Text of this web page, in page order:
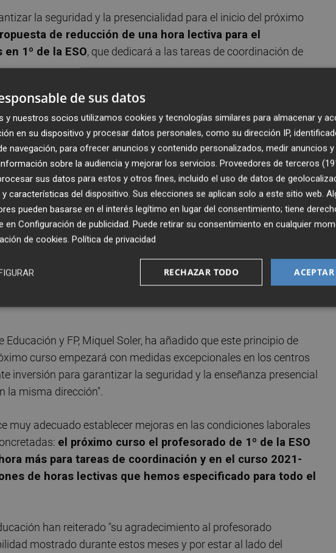
la seguridad y la presencialidad para el inicio del próximo
de reducción de una hora lectiva para el
1º de la ESO, que dedicará a las tareas de coordinación de
y valorado positivamente por los sindicatos STEPV, CCOO-PV,
ha manifestado que se pronunciará cuando analice el borrador
que, esperamos que se cierre la próxima semana, es de gran
toda la comunidad educativa trabajamos juntos y unidos para
de lado la progresiva mejora de las condiciones laborales para
este principio de acuerdo "trabajaremos de forma conjunta para
maestras pasen de las actuales 25 horas lectivas a 23; y el
lectivas, mejorando las condiciones laborales previas a los
y FP, Miquel Soler, ha añadido que este principio de
curso empezará con medidas excepcionales en los centros
inversión para garantizar la seguridad y la enseñanza presencial
la misma dirección".
muy adecuado establecer mejoras en las condiciones laborales
el próximo curso el profesorado de 1º de la ESO
más para tareas de coordinación y en el curso 2021-
de horas lectivas que hemos especificado para todo el
han reiterado "su agradecimiento al profesorado
mostrado durante estos meses y por estar al lado del
de sus datos
y nuestros socios utilizamos cookies y tecnologías similares para almacenar y
en su dispositivo y procesar datos personales, como su dirección IP,
navegación, para ofrecer anuncios y contenido personalizados, medir anuncios
sobre la audiencia y mejorar los servicios. Proveedores de terceros
sus datos para estos y otros fines, incluido el uso de datos de
características del dispositivo. Sus elecciones se aplican solo a este sitio web.
pueden basarse en el interés legítimo en lugar del consentimiento; tiene
en Configuración de publicidad. Puede retirar su consentimiento en cualquier
de cookies. Política de privacidad
RECHAZAR TODO